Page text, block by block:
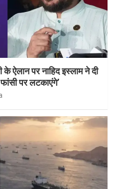
ऐलान पर नाहिद इस्लाम ने दी
पर लटकाएंगे’